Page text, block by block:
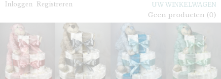
Inloggen Registreren
UW WINKELWAGEN
Geen producten (0)